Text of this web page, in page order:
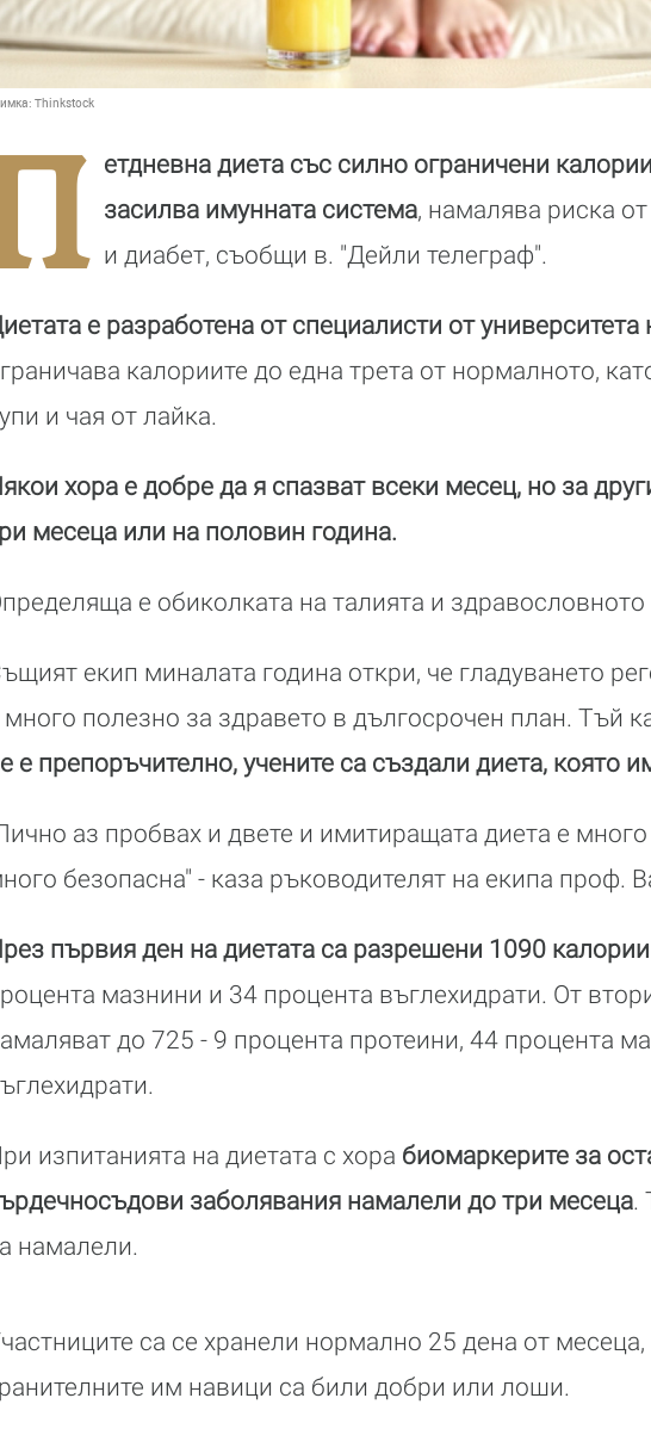
Thinkstock
етдневна диета със силно ограничени
засилва имунната система, намалява риска
и диабет, съобщи в. "Дейли телеграф".
е разработена от специалисти от
калориите до една трета от нормалното,
и чая от лайка.
хора е добре да я спазват всеки месец, но за
месеца или на половин година.
е обиколката на талията и здравословното
екип миналата година откри, че гладуването
много полезно за здравето в дългосрочен план. Тъй
е препоръчително, учените са създали диета, която
аз пробвах и двете и имитиращата диета е
безопасна" - каза ръководителят на екипа проф.
първия ден на диетата са разрешени 1090 калории
мазнини и 34 процента въглехидрати. От
до 725 - 9 процента протеини, 44 процента
изпитанията на диетата с хора биомаркерите за
заболявания намалели до три месеца.
намалели.
са се хранели нормално 25 дена от
им навици са били добри или лоши.